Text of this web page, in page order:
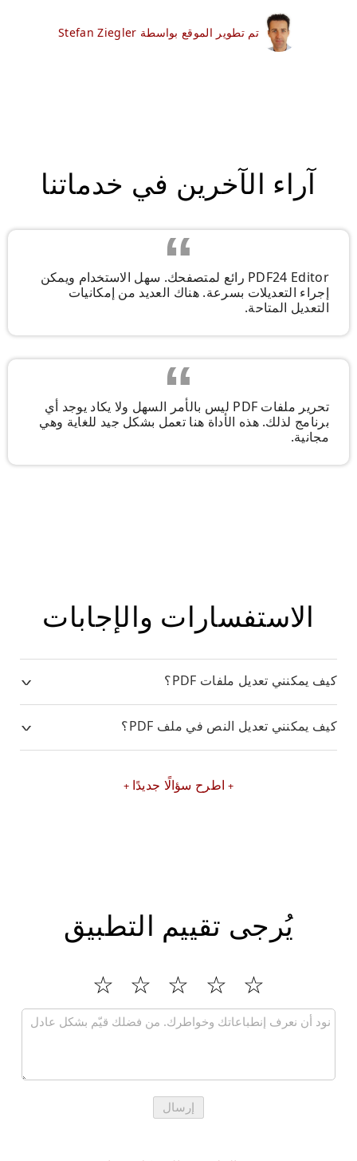
تم تطوير الموقع بواسطة Stefan Ziegler
آراء الآخرين في خدماتنا
PDF24 Editor رائع لمتصفحك. سهل الاستخدام ويمكن
إجراء التعديلات بسرعة. هناك العديد من إمكانيات
التعديل المتاحة.
تحرير ملفات PDF ليس بالأمر السهل ولا يكاد يوجد أي
برنامج لذلك. هذه الأداة هنا تعمل بشكل جيد للغاية وهي
مجانية.
الاستفسارات والإجابات
كيف يمكنني تعديل ملفات PDF؟
كيف يمكنني تعديل النص في ملف PDF؟
اطرح سؤالًا جديدًا
يُرجى تقييم التطبيق
إرسال